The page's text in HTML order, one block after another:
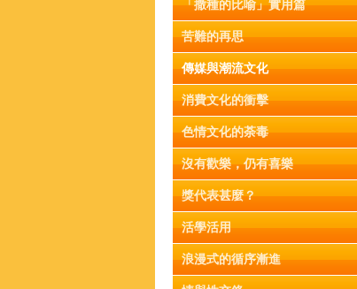
「撒種的比喻」實用篇
苦難的再思
傳媒與潮流文化
消費文化的衝擊
色情文化的荼毒
沒有歡樂，仍有喜樂
獎代表甚麼？
活學活用
浪漫式的循序漸進